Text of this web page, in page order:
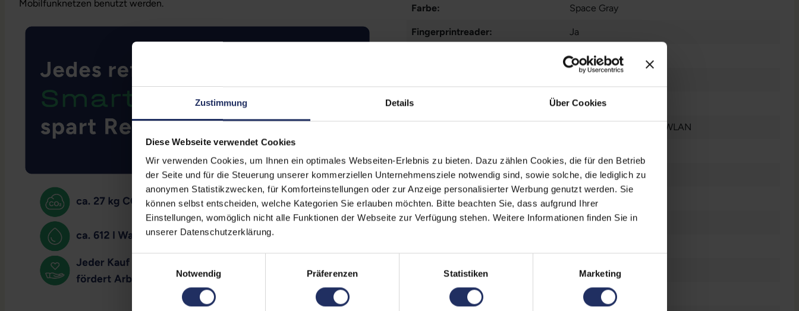
Zustimmung Details Über Cookies
Diese Webseite verwendet Cookies
Wir verwenden Cookies, um Ihnen ein optimales Webseiten-Erlebnis zu bieten. Dazu zählen Cookies, die für den Betrieb
der Seite und für die Steuerung unserer kommerziellen Unternehmensziele notwendig sind, sowie solche, die lediglich zu
anonymen Statistikzwecken, für Komforteinstellungen oder zur Anzeige personalisierter Werbung genutzt werden. Sie
können selbst entscheiden, welche Kategorien Sie erlauben möchten. Bitte beachten Sie, dass aufgrund Ihrer
Einstellungen, womöglich nicht alle Funktionen der Webseite zur Verfügung stehen. Weitere Informationen finden Sie in
unserer Datenschutzerklärung.
Notwendig
Präferenzen Statistiken Marketing
Mobilfunknetzen benutzt werden.
Farbe: Space Gray
Fingerprintreader: Ja
7 Megapixel
Grading: Gut
, WLAN
Mobilfunk: LTE 4G
Paneltyp: IPS-LCD
Pixeldichte: 326 ppi
Rückkamera: 12 Megapixel
SIM-Kartenslot: Single-SIM